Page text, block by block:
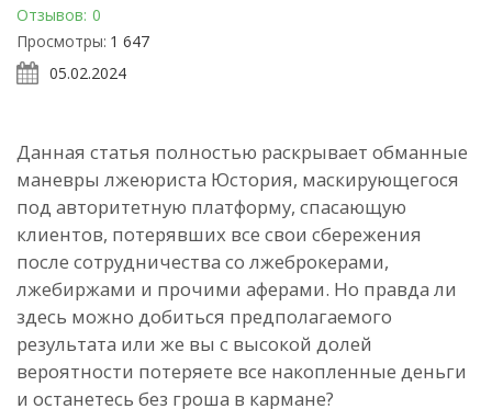
Отзывов: 0
Просмотры: 1 647
05.02.2024
Данная статья полностью раскрывает обманные
маневры лжеюриста Юстория, маскирующегося
под авторитетную платформу, спасающую
клиентов, потерявших все свои сбережения
после сотрудничества со лжеброкерами,
лжебиржами и прочими аферами. Но правда ли
здесь можно добиться предполагаемого
результата или же вы с высокой долей
вероятности потеряете все накопленные деньги
и останетесь без гроша в кармане?